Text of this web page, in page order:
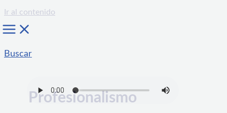
Ir al contenido
Buscar
Profesionalismo